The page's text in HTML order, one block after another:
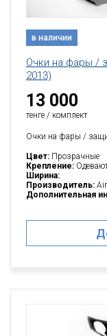
в наличии
Очки на фары /
2013)
13 000
тенге / комплект
Очки на фары /
Цвет: Прозрачные
Крепление:
Ширина:
Производитель:
Дополнительная